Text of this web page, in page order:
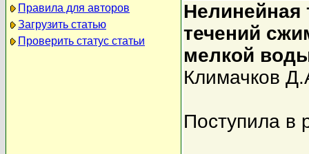
Правила для авторов
Загрузить статью
Проверить статус статьи
Нелинейная
течений
мелкой
Климачков
Поступила в